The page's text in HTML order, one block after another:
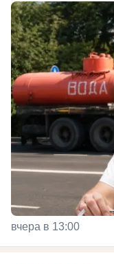
вчера в 13:00